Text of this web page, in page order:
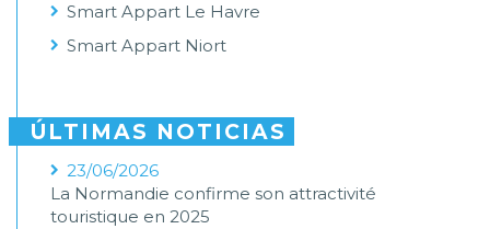
Smart Appart Le Havre
Smart Appart Niort
ÚLTIMAS NOTICIAS
23/06/2026
La Normandie confirme son attractivité
touristique en 2025